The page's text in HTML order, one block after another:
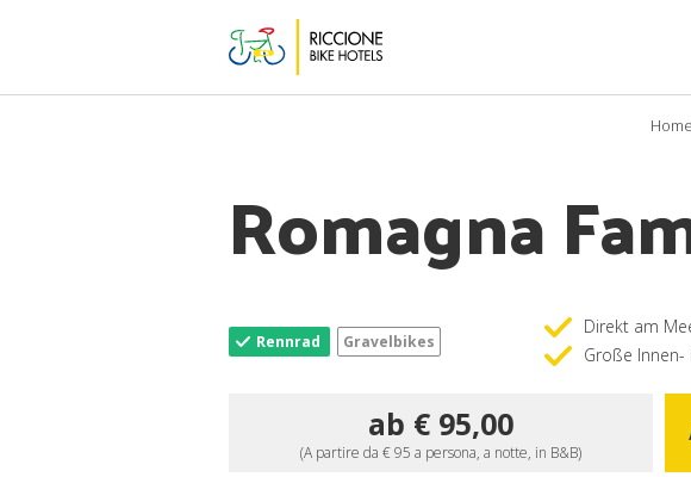
Home
Romagna
Rennrad Gravelbikes
Direkt am
Große
ab € 95,00
(A partire da € 95 a persona, a notte, in B&B)